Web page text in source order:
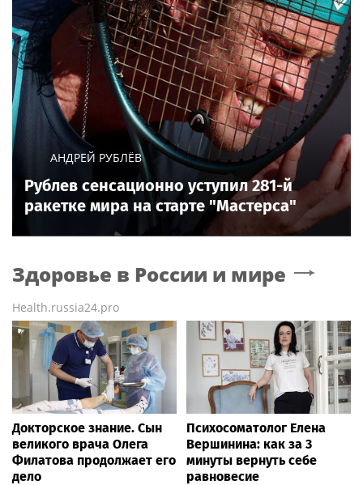
АНДРЕЙ РУБЛЁВ
Рублев сенсационно уступил 281-й
ракетке мира на старте "Мастерса"
Здоровье в России и мире
Health.russia24.pro
Докторское знание. Сын
великого врача Олега
Филатова продолжает его
дело
Психосоматолог Елена
Вершинина: как за 3
минуты вернуть себе
равновесие